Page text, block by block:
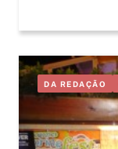
DA REDAÇÃO